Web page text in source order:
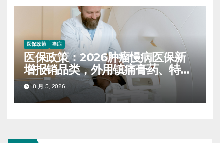
医保政策 癌症
医保政策：2026肿瘤慢病医保新
增报销品类，外用镇痛膏药、特医
营养粉均扩容
8 月 5, 2026